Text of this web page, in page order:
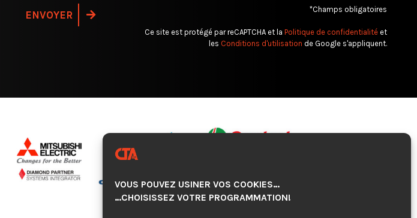
VOUS POUVEZ USINER VOS COOKIES…
…CHOISISSEZ VOTRE PROGRAMMATION!
*Champs obligatoires
Ce site est protégé par reCAPTCHA et la Politique de confidentialité et
les Conditions d'utilisation de Google s'appliquent.